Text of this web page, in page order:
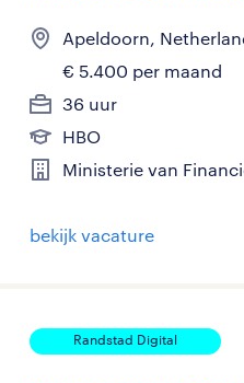
Apeldoorn,
€ 5.400 per maand
36 uur
HBO
Ministerie van
bekijk vacature
Randstad Digital